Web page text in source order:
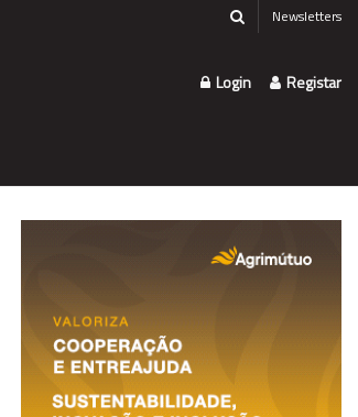
Newsletters
Login Registar